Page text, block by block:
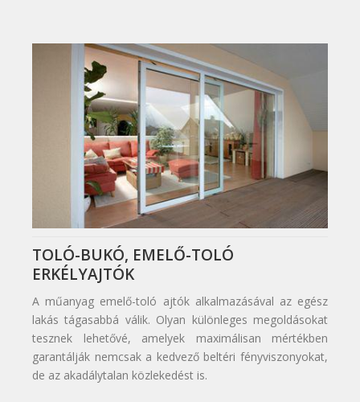
TOLÓ-BUKÓ, EMELŐ-TOLÓ
ERKÉLYAJTÓK
A műanyag emelő-toló ajtók alkalmazásával az egész
lakás tágasabbá válik. Olyan különleges megoldásokat
tesznek lehetővé, amelyek maximálisan mértékben
garantálják nemcsak a kedvező beltéri fényviszonyokat,
de az akadálytalan közlekedést is.